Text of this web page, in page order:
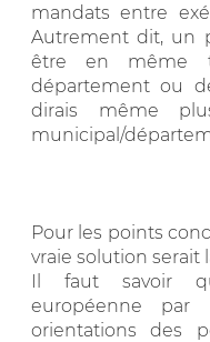
mandats entre
Autrement dit, un
être en même
département ou
dirais même
municipal/
Pour les points
vraie solution serait
Il faut savoir
européenne
orientations des